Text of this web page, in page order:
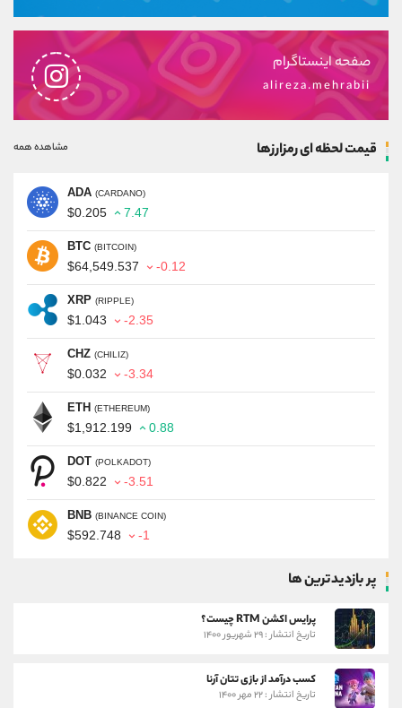
صفحه اینستاگرام
alireza.mehrabii
قیمت لحظه ای رمزارزها مشاهده همه
ADA (CARDANO)
$0.205 7.47
BTC (BITCOIN)
$64,549.537 -0.12
XRP (RIPPLE)
$1.043 -2.35
CHZ (CHILIZ)
$0.032 -3.34
ETH (ETHEREUM)
$1,912.199 0.88
DOT (POLKADOT)
$0.822 -3.51
BNB (BINANCE COIN)
$592.748 -1
پر بازدیدترین ها
پرایس اکشن RTM چیست؟
تاریخ انتشار : ۲۹ شهریور ۱۴۰۰
کسب درآمد از بازی تتان آرنا
تاریخ انتشار : ۲۲ مهر ۱۴۰۰